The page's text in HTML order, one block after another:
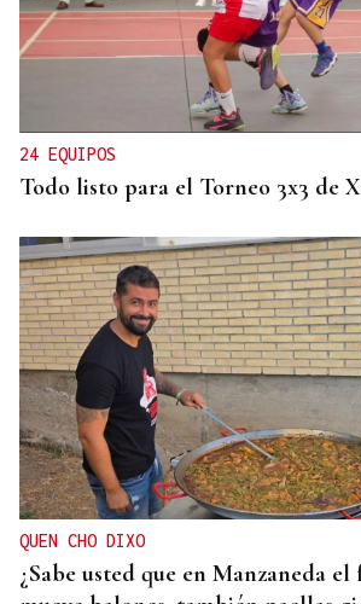
FIESTAS DE SAGUNT
Denuncian el logo sexista de una
Valencia con un toro "sometiendo
una mujer"
24 EQUIPOS
Todo listo para el Torneo 3x3 de
QUEN CHO DIXO
¿Sabe usted que en Manzaneda